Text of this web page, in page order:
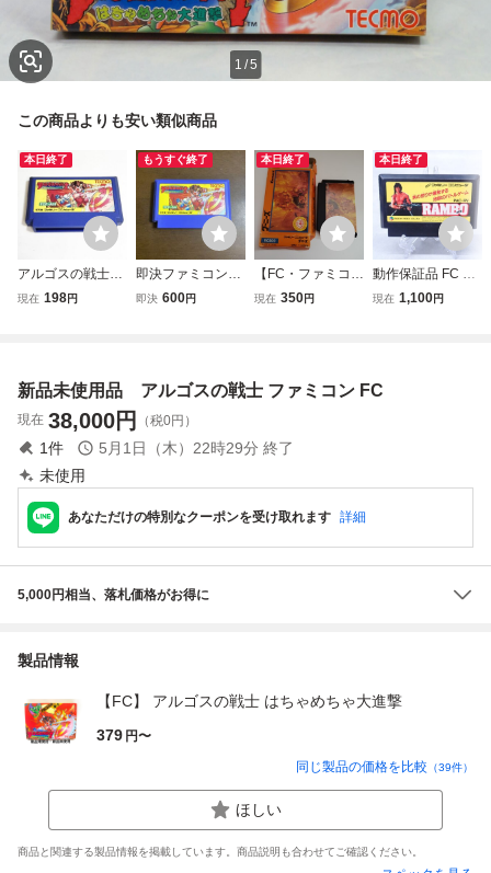
1 /5
この商品よりも安い類似商品
本日終了
アルゴスの戦士
【動作確認済】８
現在 198円
もうすぐ終了
即決ファミコンソ
フト アルゴスの
即決 600円
本日終了
【FC・ファミコ
ン】 グーニーズ
現在 350円
本日終了
動作保証品 FC フ
ァミコン ランボー
現在 1,100円
新品未使用品 アルゴスの戦士 ファミコン FC
現在 38,000円 （税0円）
1件 5月1日（木）22時29分 終了
未使用
あなただけの特別なクーポンを受け取れます 詳細
5,000円相当、落札価格がお得に
製品情報
【FC】 アルゴスの戦士 はちゃめちゃ大進撃
379 円〜
同じ製品の価格を比較 （39件）
ほしい
商品と関連する製品情報を掲載しています。商品説明も合わせてご確認ください。